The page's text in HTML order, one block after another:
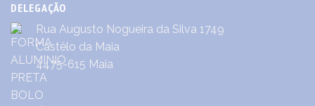
DELEGAÇÃO
Rua Augusto Nogueira da Silva 1749
Castêlo da Maia
4475-615 Maia